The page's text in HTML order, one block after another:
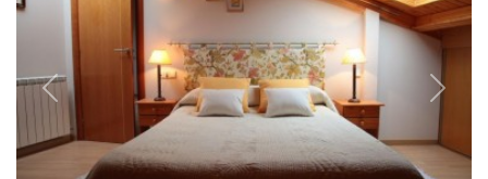
Anterior